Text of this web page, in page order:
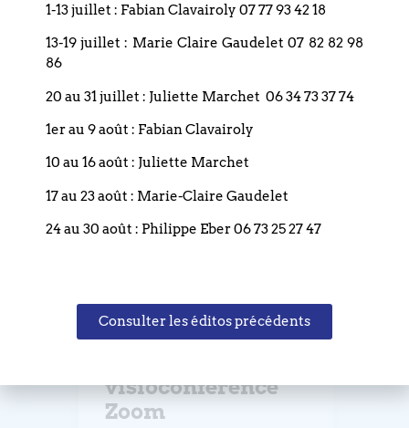
causeries du
jeudi 2026/2027
18 SEPTEMBRE
jeunes
10H30- 11H30
Culte au temple
visioconférence
Zoom
1-13 juillet : Fabian Clavairoly 07 77 93 42 18
13-19 juillet : Marie Claire Gaudelet 07 82 82 98
86
20 au 31 juillet : Juliette Marchet 06 34 73 37 74
1er au 9 août : Fabian Clavairoly
10 au 16 août : Juliette Marchet
17 au 23 août : Marie-Claire Gaudelet
24 au 30 août : Philippe Eber 06 73 25 27 47
Consulter les éditos précédents